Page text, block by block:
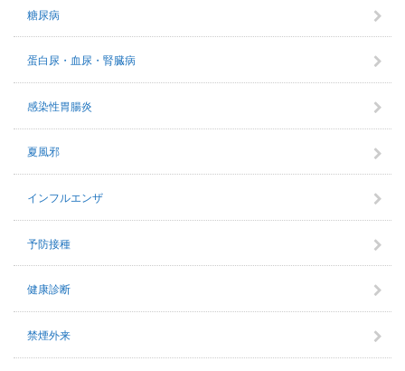
糖尿病
蛋白尿・血尿・腎臓病
感染性胃腸炎
夏風邪
インフルエンザ
予防接種
健康診断
禁煙外来